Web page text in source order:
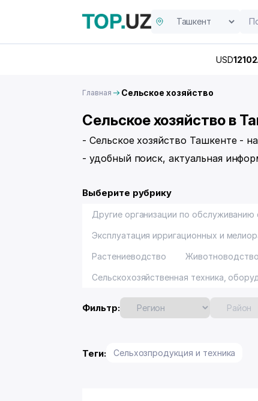
USD
Главная Сельское хозяйство
Сельское хозяйство в
- Сельское хозяйство Ташкенте -
- удобный поиск, актуальная
Выберите рубрику
Другие организации по обслуживанию
Эксплуатация ирригационных и
Растениеводство Животноводство
Сельскохозяйственная техника,
Фильтр:
Теги: Сельхозпродукция и техника